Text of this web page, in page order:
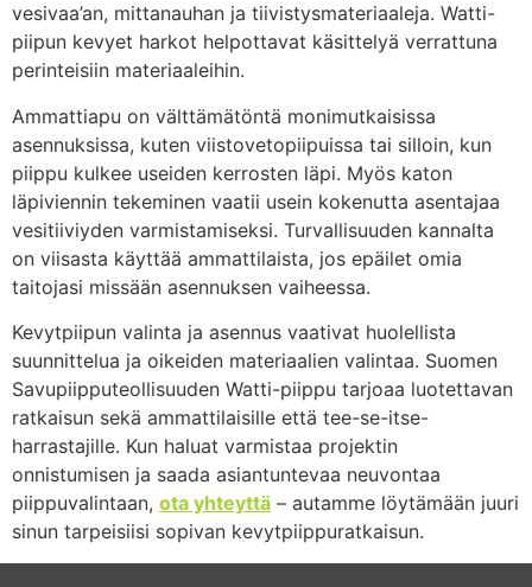
vesivaa’an, mittanauhan ja tiivistysmateriaaleja. Watti-
piipun kevyet harkot helpottavat käsittelyä verrattuna
perinteisiin materiaaleihin.
Ammattiapu on välttämätöntä monimutkaisissa
asennuksissa, kuten viistovetopiipuissa tai silloin, kun
piippu kulkee useiden kerrosten läpi. Myös katon
läpiviennin tekeminen vaatii usein kokenutta asentajaa
vesitiiviyden varmistamiseksi. Turvallisuuden kannalta
on viisasta käyttää ammattilaista, jos epäilet omia
taitojasi missään asennuksen vaiheessa.
Kevytpiipun valinta ja asennus vaativat huolellista
suunnittelua ja oikeiden materiaalien valintaa. Suomen
Savupiipputeollisuuden Watti-piippu tarjoaa luotettavan
ratkaisun sekä ammattilaisille että tee-se-itse-
harrastajille. Kun haluat varmistaa projektin
onnistumisen ja saada asiantuntevaa neuvontaa
piippuvalintaan, ota yhteyttä – autamme löytämään juuri
sinun tarpeisiisi sopivan kevytpiippuratkaisun.